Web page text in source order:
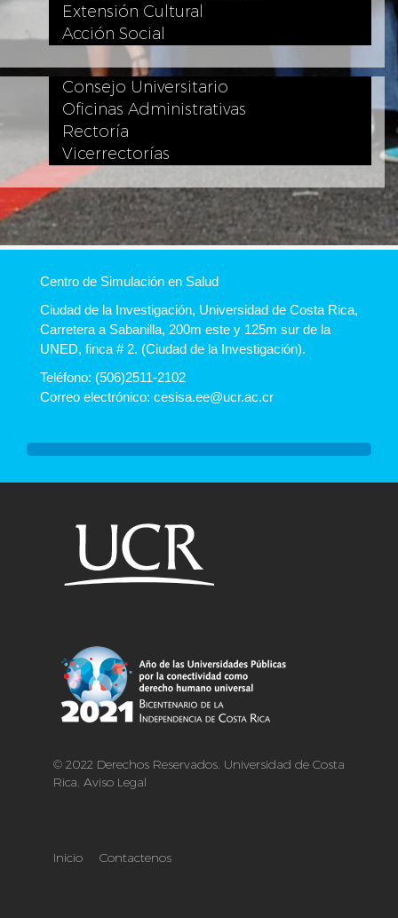
Extensión Cultural
Acción Social
Consejo Universitario
Oficinas Administrativas
Rectoría
Vicerrectorías
Centro de Simulación en Salud
Ciudad de la Investigación, Universidad de Costa Rica,
Carretera a Sabanilla, 200m este y 125m sur de la
UNED, finca # 2. (Ciudad de la Investigación).
Teléfono: (506)2511-2102
Correo electrónico: cesisa.ee@ucr.ac.cr
© 2022 Derechos Reservados. Universidad de Costa
Rica. Aviso Legal
Inicio Contactenos